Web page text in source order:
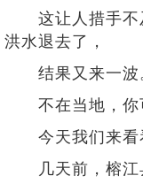
这让人措手不
洪水退去了，
结果又来一波
不在当地，你
今天我们来看
几天前，榕江